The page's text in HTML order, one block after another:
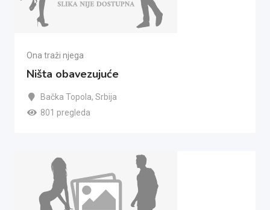
Ona traži njega
Ništa obavezujuće
Bačka Topola, Srbija
801 pregleda